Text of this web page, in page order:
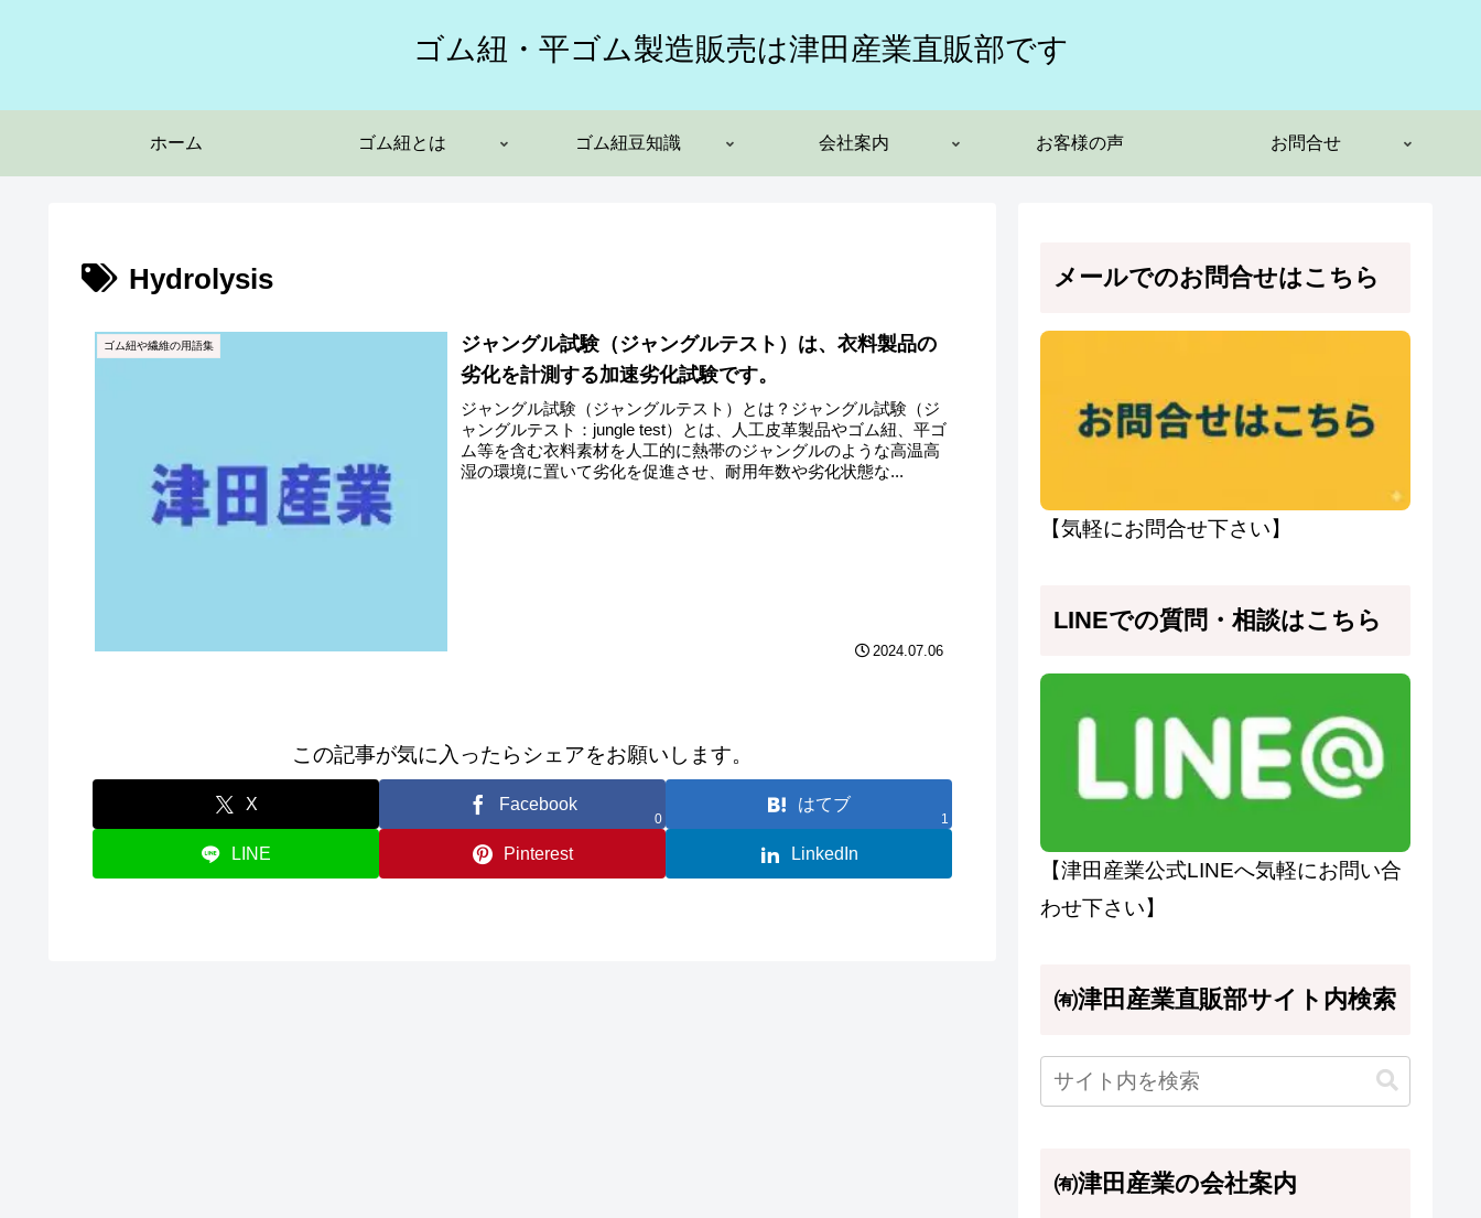
ゴム紐・平ゴム製造販売は津田産業直販部です
ホーム ゴム紐とは ゴム紐豆知識 会社案内 お客様の声 お問合せ
Hydrolysis
ゴム紐や繊維の用語集
ジャングル試験（ジャングルテスト）は、衣料製品の
劣化を計測する加速劣化試験です。
ジャングル試験（ジャングルテスト）とは？ジャングル試験（ジ
ャングルテスト：jungle test）とは、人工皮革製品やゴム紐、平ゴ
ム等を含む衣料素材を人工的に熱帯のジャングルのような高温高
湿の環境に置いて劣化を促進させ、耐用年数や劣化状態な...
2024.07.06
この記事が気に入ったらシェアをお願いします。
X Facebook
0
はてブ
1
LINE Pinterest LinkedIn
メールでのお問合せはこちら
【気軽にお問合せ下さい】
LINEでの質問・相談はこちら
【津田産業公式LINEへ気軽にお問い合
わせ下さい】
㈲津田産業直販部サイト内検索
㈲津田産業の会社案内